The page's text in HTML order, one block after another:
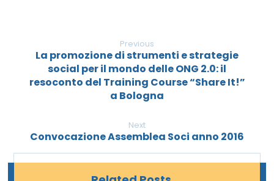
Previous
La promozione di strumenti e strategie
social per il mondo delle ONG 2.0: il
resoconto del Training Course “Share It!”
a Bologna
Next
Convocazione Assemblea Soci anno 2016